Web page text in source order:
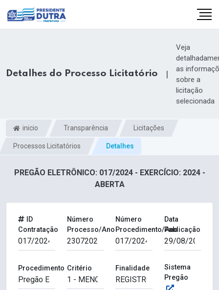
Detalhes do Processo Licitatório |
Veja
as
sobre a
licitação
selecionada
inicio Transparência Licitações
Processos Licitatórios Detalhes
PREGÃO ELETRÔNICO: 017/2024 - EXERCÍCIO: 2024 -
ABERTA
ID
Contratação
Número
Processo/Ano
Número
Procedimento/Ano
Data
Publicação
Procedimento Critério Finalidade
Sistema
Pregão